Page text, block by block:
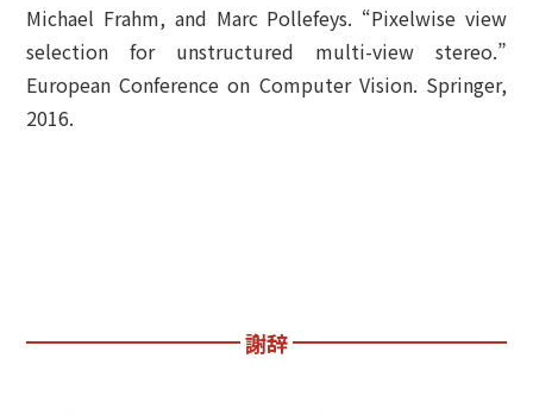
Michael Frahm, and Marc Pollefeys. “Pixelwise view
selection for unstructured multi-view stereo.”
European Conference on Computer Vision. Springer,
2016.
謝辞